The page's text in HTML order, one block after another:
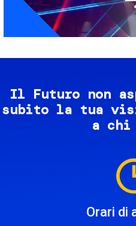
Il Futuro non
subito la tua
a chi
Orari di